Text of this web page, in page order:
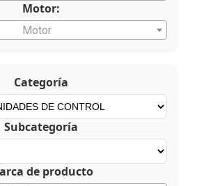
Motor:
Motor
Categoría
Subcategoría
de producto